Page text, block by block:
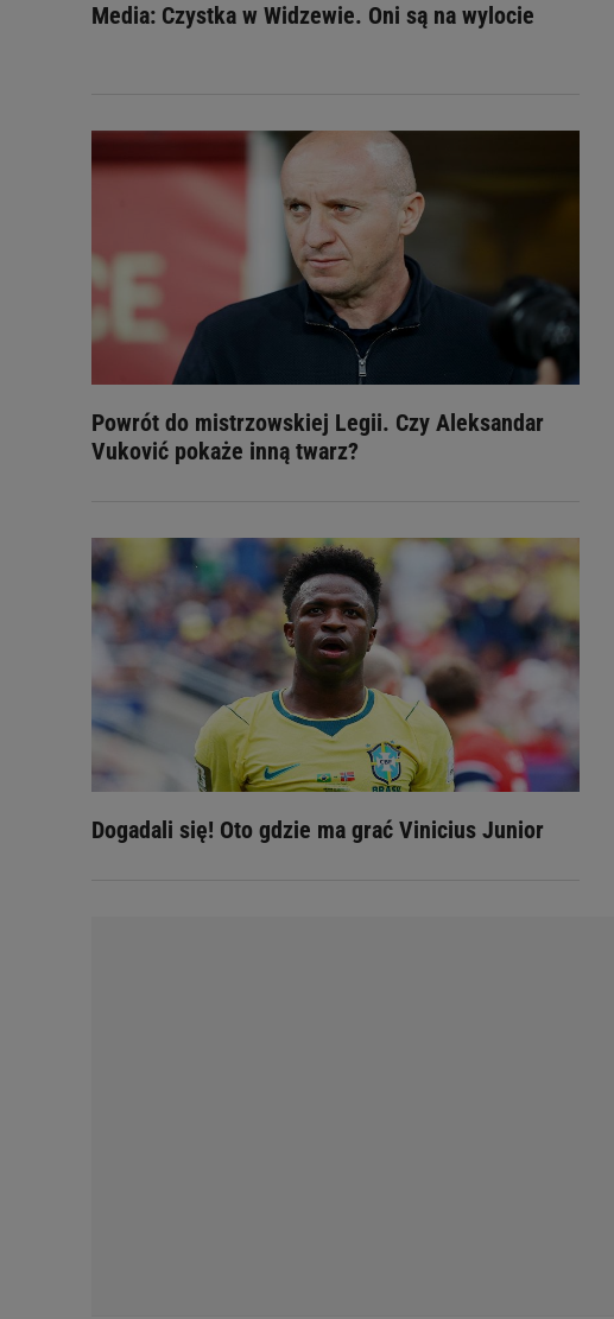
Media: Czystka w Widzewie. Oni są na wylocie
Powrót do mistrzowskiej Legii. Czy Aleksandar
Vuković pokaże inną twarz?
Dogadali się! Oto gdzie ma grać Vinicius Junior